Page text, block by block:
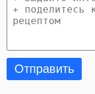
Отправить